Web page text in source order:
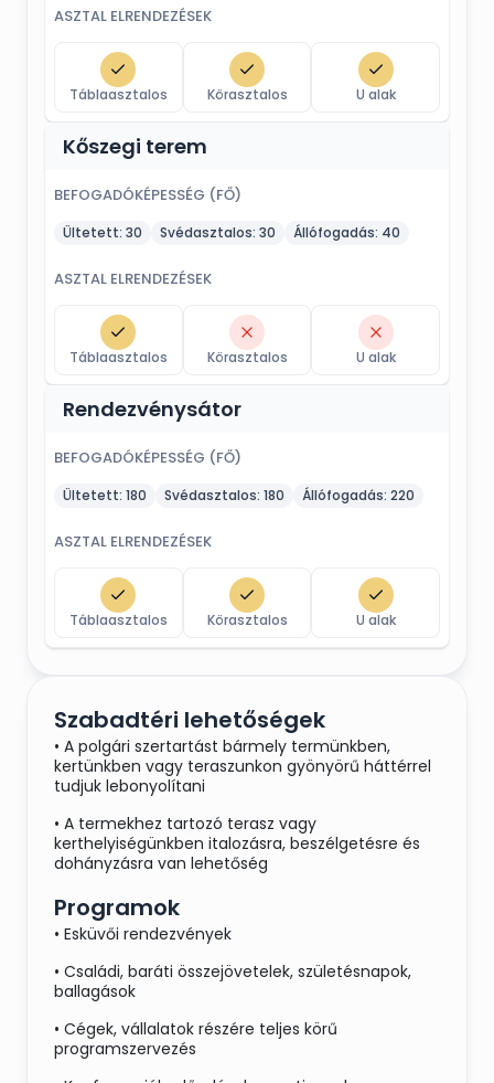
ASZTAL ELRENDEZÉSEK
Táblaasztalos Körasztalos U alak
Kőszegi terem
BEFOGADÓKÉPESSÉG (FŐ)
Ültetett: 30 Svédasztalos: 30 Állófogadás: 40
ASZTAL ELRENDEZÉSEK
Táblaasztalos Körasztalos U alak
Rendezvénysátor
BEFOGADÓKÉPESSÉG (FŐ)
Ültetett: 180 Svédasztalos: 180 Állófogadás: 220
ASZTAL ELRENDEZÉSEK
Táblaasztalos Körasztalos U alak
Szabadtéri lehetőségek
• A polgári szertartást bármely termünkben,
kertünkben vagy teraszunkon gyönyörű háttérrel
tudjuk lebonyolítani
• A termekhez tartozó terasz vagy
kerthelyiségünkben italozásra, beszélgetésre és
dohányzásra van lehetőség
Programok
• Esküvői rendezvények
• Családi, baráti összejövetelek, születésnapok,
ballagások
• Cégek, vállalatok részére teljes körű
programszervezés